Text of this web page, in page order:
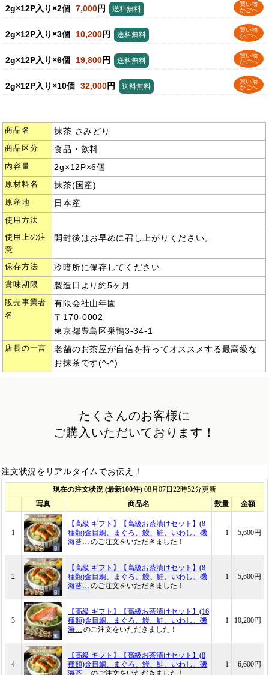
2g×12P入り×2個 7,000円
買い物
かごへ
送料無料
2g×12P入り×3個 10,200円
買い物
かごへ
送料無料
2g×12P入り×6個 19,800円
買い物
かごへ
送料無料
2g×12P入り×10個 32,000円
買い物
かごへ
送料無料
商品名 抹茶 さみどり
商品区分 食品・飲料
内容量 2g×12P×6個
原材料名 抹茶(国産)
原産地 日本産
使用方法
使用上の注
意
開封後はお早めに召し上がりください。
保存方法 冷暗所に保存してください
賞味期限 製造日より約5ヶ月
販売事業者
名
有限会社山年園
〒170-0002
東京都豊島区巣鴨3-34-1
店長の一言
老舗のお茶屋が自信を持ってオススメする最高級な
お抹茶です(^-^)
たくさんのお客様に
ご購入いただいております！
注文状況をリアルタイムでお伝え！